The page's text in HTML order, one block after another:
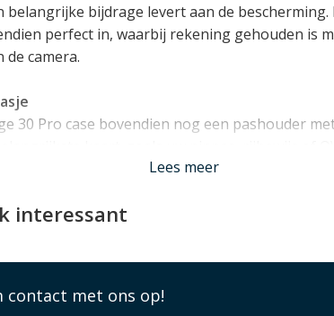
belangrijke bijdrage levert aan de bescherming.
perfect in, waarbij rekening gehouden is
camera.
30 Pro case bovendien nog een pashouder
Lees meer
interessant
contact met ons op!